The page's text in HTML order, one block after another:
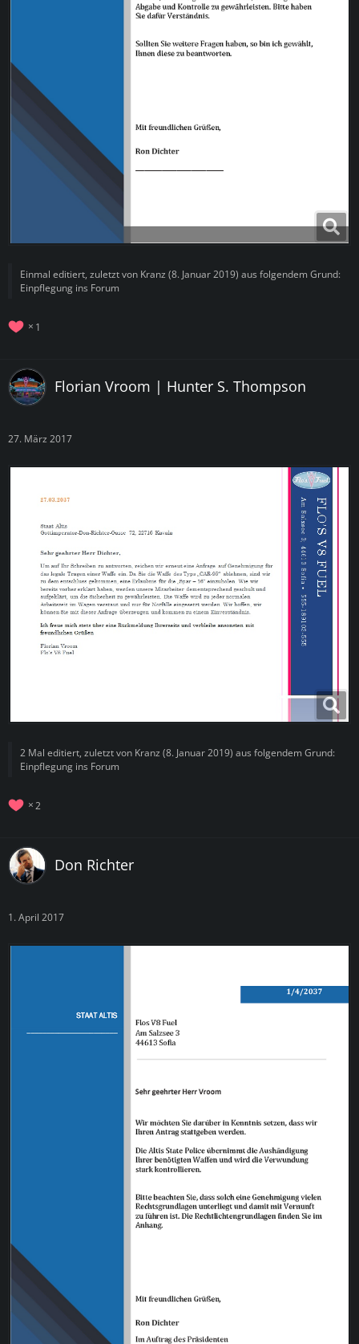
Einmal editiert, zuletzt von Kranz (8. Januar 2019) aus folgendem Grund:
Einpflegung ins Forum
1
Florian Vroom | Hunter S. Thompson
27. März 2017
2 Mal editiert, zuletzt von Kranz (8. Januar 2019) aus folgendem Grund:
Einpflegung ins Forum
2
Don Richter
1. April 2017